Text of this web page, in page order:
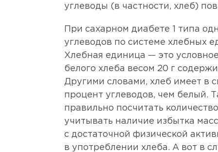
углеводы (в частности, хлеб)
При сахарном диабете 1 типа
углеводов по системе хлебных
Хлебная единица — это условное
белого хлеба весом 20 г
Другими словами, хлеб имеет в
процент углеводов, чем белый.
правильно посчитать
учитывать наличие избытка
с достаточной физической
в употреблении хлеба. А вот в